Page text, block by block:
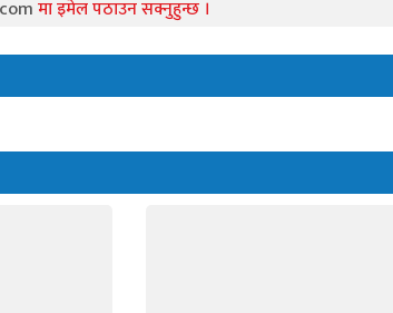
मा इमेल पठाउन सक्नुहुन्छ ।